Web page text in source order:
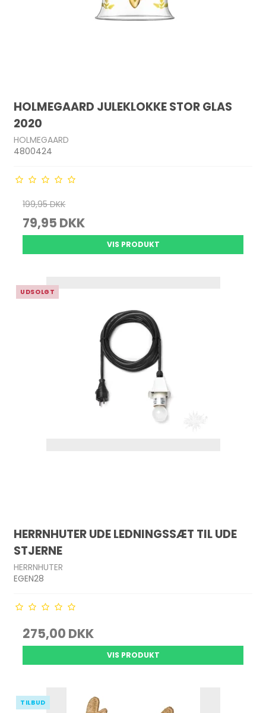
HOLMEGAARD JULEKLOKKE STOR GLAS
2020
HOLMEGAARD
4800424
199,95 DKK
79,95 DKK
VIS PRODUKT
UDSOLGT
HERRNHUTER UDE LEDNINGSSÆT TIL UDE
STJERNE
HERRNHUTER
EGEN28
275,00 DKK
VIS PRODUKT
TILBUD